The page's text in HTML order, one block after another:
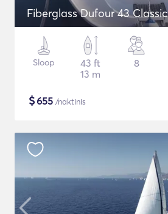
Fiberglass Dufour 43 Classic
Sloop
43 ft
13 m
8
$655 /naktinis